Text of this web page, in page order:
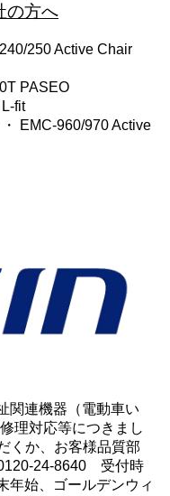
の方へ
250 Active Chair
PASEO
fit
EMC-960/970 Active
関連機器（電動車い
理対応等につきまし
くか、お客様品質部
24-8640 受付時
始、ゴールデンウィ